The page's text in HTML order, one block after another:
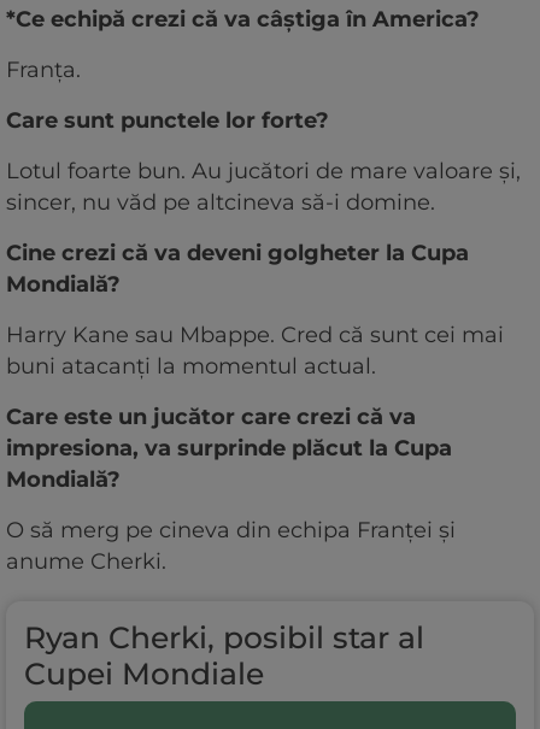
*Ce echipă crezi că va câștiga în America?
Franța.
Care sunt punctele lor forte?
Lotul foarte bun. Au jucători de mare valoare și,
sincer, nu văd pe altcineva să-i domine.
Cine crezi că va deveni golgheter la Cupa
Mondială?
Harry Kane sau Mbappe. Cred că sunt cei mai
buni atacanți la momentul actual.
Care este un jucător care crezi că va
impresiona, va surprinde plăcut la Cupa
Mondială?
O să merg pe cineva din echipa Franței și
anume Cherki.
Ryan Cherki, posibil star al
Cupei Mondiale